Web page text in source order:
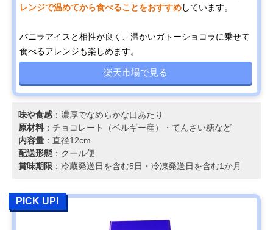
レンジで温めてから食べることをおすすめしています。
バニラアイスと相性が良く、温かいガトーショコラに乗せて
食べるアレンジも楽しめます。
楽天市場で見る
味や食感 ：濃厚でなめらかな口あたり
原材料 ：チョコレート（ベルギー産）・てんさい糖など
内容量 ：直径12cm
配送形態 ：クール便
賞味期限 ：冷蔵発送日を含む5日・冷凍発送日を含む1か月
PICK UP!